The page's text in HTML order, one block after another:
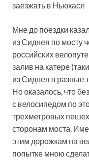
заезжать в Ньюкасл
Мне до поездки
из Сиднея по мосту
российских
залив на катере
из Сиднея в разные
Но оказалось, что
с велосипедом по
трехметровых
сторонам моста.
этим дорожкам на
попытке мною